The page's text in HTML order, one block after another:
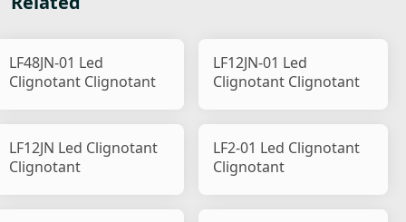
LF48JN-01 Led
Clignotant Clignotant
LF12JN-01 Led
Clignotant Clignotant
LF12JN Led Clignotant
Clignotant
LF2-01 Led Clignotant
Clignotant